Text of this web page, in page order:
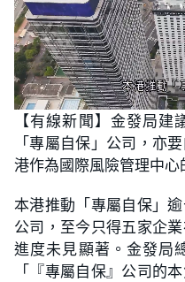
U
n
m
u
t
e
L
o
a
d
e
d
:
1
2
9
%
【有線新聞】金發局
「專屬自保」公司，亦
港作為國際風險管理中心
本港推動「專屬自保」
公司，至今只得五家企
進度未見顯著。金發局
「『專屬自保』公司的